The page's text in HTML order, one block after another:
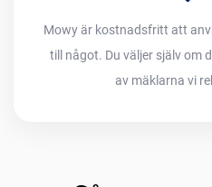
Mowy är kostnadsfritt att
till något. Du väljer själv om
av mäklarna vi